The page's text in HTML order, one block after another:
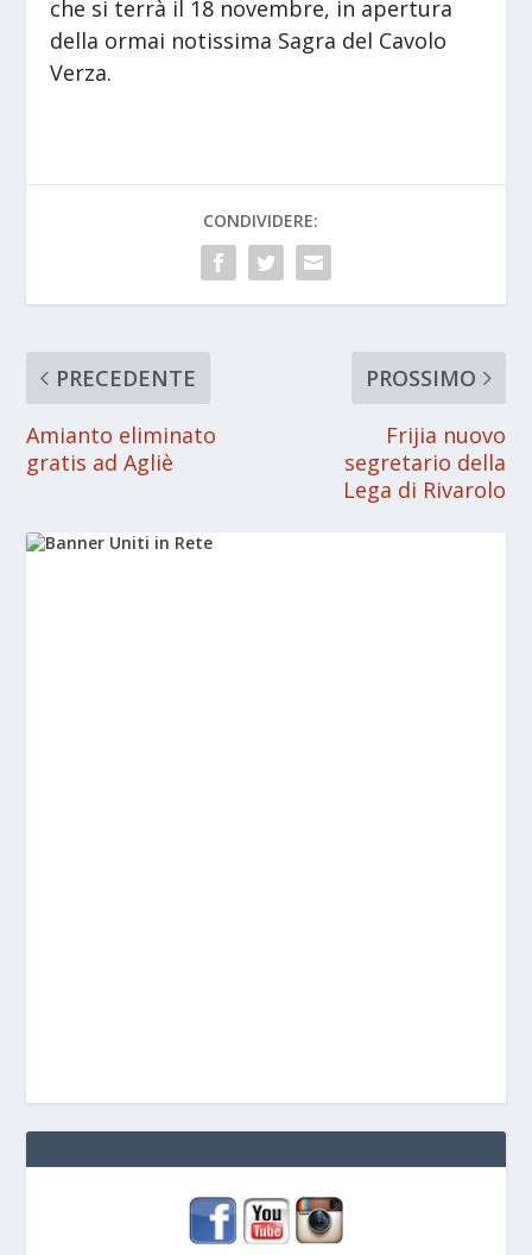
che si terrà il 18 novembre, in apertura
della ormai notissima Sagra del Cavolo
Verza.
CONDIVIDERE:
PRECEDENTE
Amianto eliminato
gratis ad Agliè
PROSSIMO
Frijia nuovo
segretario della
Lega di Rivarolo